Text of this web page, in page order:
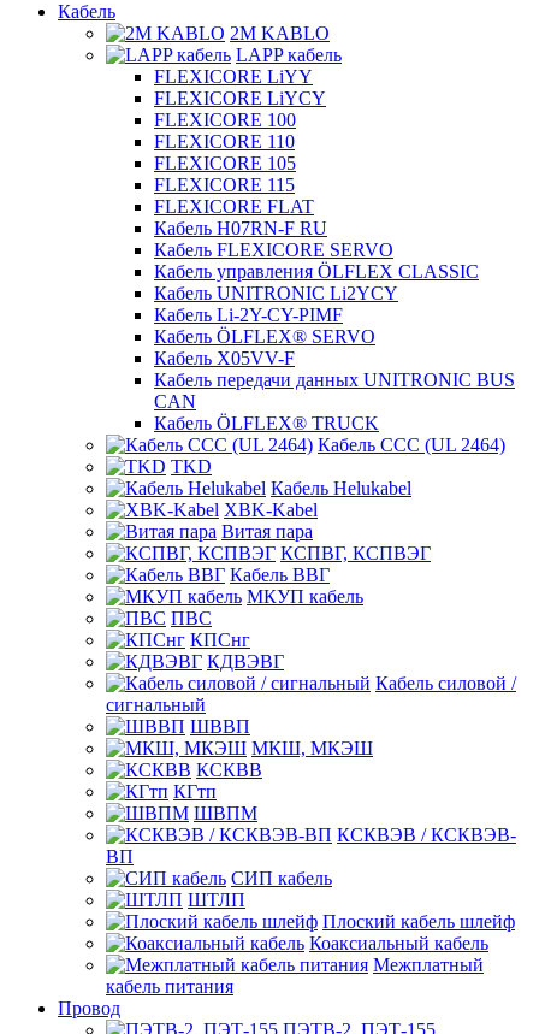
Кабель
2M KABLO
LAPP кабель
FLEXICORE LiYY
FLEXICORE LiYCY
FLEXICORE 100
FLEXICORE 110
FLEXICORE 105
FLEXICORE 115
FLEXICORE FLAT
Кабель H07RN-F RU
Кабель FLEXICORE SERVO
Кабель управления ÖLFLEX CLASSIC
Кабель UNITRONIC Li2YCY
Кабель Li-2Y-CY-PIMF
Кабель ÖLFLEX® SERVO
Кабель X05VV-F
Кабель передачи данных UNITRONIC BUS
CAN
Кабель ÖLFLEX® TRUCK
Кабель CCC (UL 2464)
TKD
Кабель Helukabel
XBK-Kabel
Витая пара
КСПВГ, КСПВЭГ
Кабель ВВГ
МКУП кабель
ПВС
КПСнг
КДВЭВГ
Кабель силовой /
сигнальный
ШВВП
МКШ, МКЭШ
КСКВВ
КГтп
ШВПМ
КСКВЭВ / КСКВЭВ-
ВП
СИП кабель
ШТЛП
Плоский кабель шлейф
Коаксиальный кабель
Межплатный
кабель питания
Провод
ПЭТВ-2, ПЭТ-155